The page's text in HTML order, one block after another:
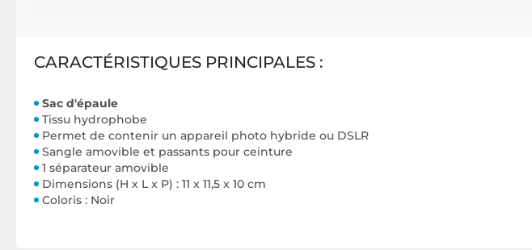
CARACTÉRISTIQUES PRINCIPALES :
Sac d'épaule
Tissu hydrophobe
Permet de contenir un appareil photo hybride ou DSLR
Sangle amovible et passants pour ceinture
1 séparateur amovible
Dimensions (H x L x P) : 11 x 11,5 x 10 cm
Coloris : Noir